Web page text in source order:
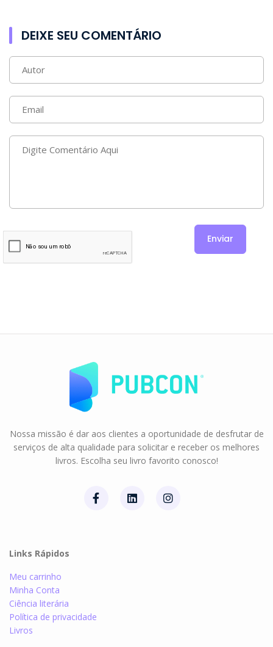
DEIXE SEU COMENTÁRIO
Nossa missão é dar aos clientes a oportunidade de desfrutar de
serviços de alta qualidade para solicitar e receber os melhores
livros. Escolha seu livro favorito conosco!
Links Rápidos
Meu carrinho
Minha Conta
Ciência literária
Política de privacidade
Livros